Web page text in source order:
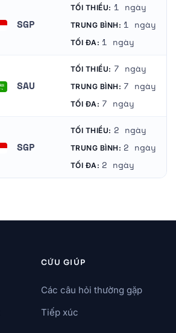
SGP
TỐI THIỂU: 1 ngày
TRUNG BÌNH: 1 ngày
TỐI ĐA: 1 ngày
SAU
TỐI THIỂU: 7 ngày
TRUNG BÌNH: 7 ngày
TỐI ĐA: 7 ngày
SGP
TỐI THIỂU: 2 ngày
TRUNG BÌNH: 2 ngày
TỐI ĐA: 2 ngày
CỨU GIÚP
Các câu hỏi thường gặp
Tiếp xúc